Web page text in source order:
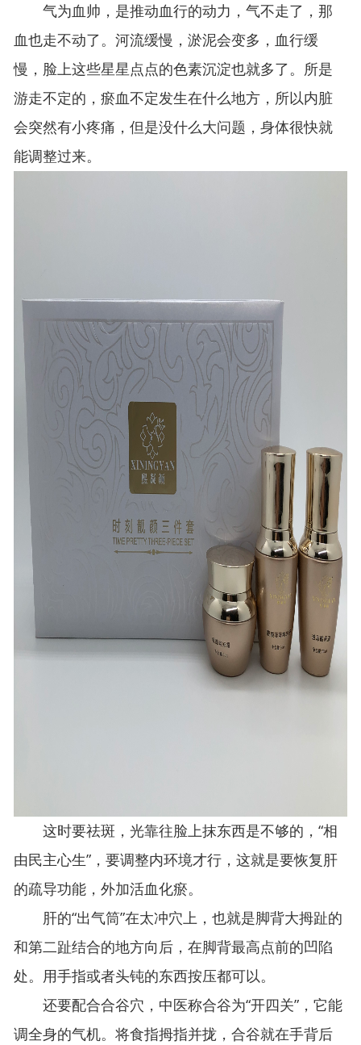
气为血帅，是推动血行的动力，气不走了，那
血也走不动了。河流缓慢，淤泥会变多，血行缓
慢，脸上这些星星点点的色素沉淀也就多了。所是
游走不定的，瘀血不定发生在什么地方，所以内脏
会突然有小疼痛，但是没什么大问题，身体很快就
能调整过来。
这时要祛斑，光靠往脸上抹东西是不够的，“相
由民主心生”，要调整内环境才行，这就是要恢复肝
的疏导功能，外加活血化瘀。
肝的“出气筒”在太冲穴上，也就是脚背大拇趾的
和第二趾结合的地方向后，在脚背最高点前的凹陷
处。用手指或者头钝的东西按压都可以。
还要配合合谷穴，中医称合谷为“开四关”，它能
调全身的气机。将食指拇指并拢，合谷就在手背后